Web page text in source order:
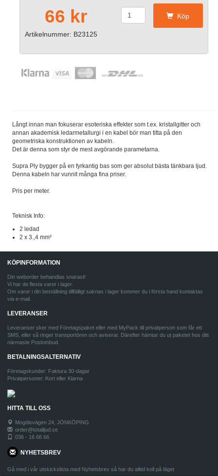
66 kr Köp
Artikelnummer: B23125
Långt innan man fokuserar esoteriska effekter som t.ex. kristallgitter och
annan akademisk ledarmetallurgi i en kabel bör man titta på den
geometriska konstruktionen av kabeln.
Det är denna som styr de mest avgörande parametarna.
Supra Ply bygger på en fyrkantig bas som ger absolut bästa tänkbara ljud.
Denna kabeln har vunnit många fina priser.
Pris per meter.
Teknisk Info:
2 ledad
2 x 3.,4 mm²
KÖPINFORMATION
Din weborder behandlas snarast!
Vi har de flesta varor i lager.
Om varor i din beställning tillfälligt saknas i lager kommer du i första hand kontaktas
via e-mail.
LEVERANSER
Leveranser sker med Företagspaket eller med MyPack till privatperson som får ett
SMS, eller så ringer transportören och aviserar. Därefter hämtar du ut paketet hos ditt
närmaste Postombud.
BETALNINGSALTERNATIV
Företagskunder: Faktura 30-dagar
Privatpersoner: Kort eller Klarna
HITTA TILL OSS
Mogölsvägen 24, JÖNKÖPING
order@totalljud.se
036 - 16 66 66
NYHETSBREV
Gå med i vår utskickslista med Nyhetsbrev så har du alltid koll på läget